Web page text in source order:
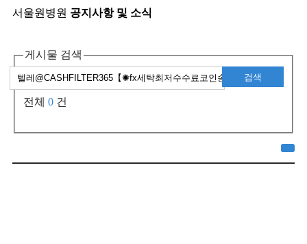
서울원병원 공지사항 및 소식
게시물 검색
검색
전체 0 건